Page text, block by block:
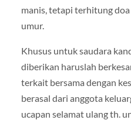
manis, tetapi terhitung
umur.
Khusus untuk saudara
diberikan haruslah
terkait bersama dengan
berasal dari anggota
ucapan selamat ulang th.